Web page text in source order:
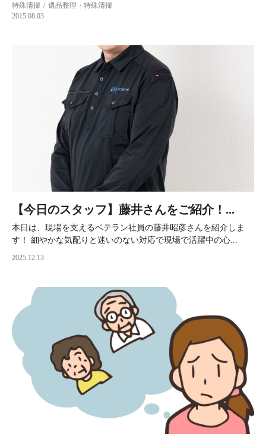
特殊清掃
遺品整理・特殊清掃
2015.08.03
【今日のスタッフ】藤井さんをご紹介！...
本日は、現場を支えるベテラン社員の藤井昭彦さんを紹介しま
す！ 細やかな気配りと迷いのない対応で現場で活躍中の心...
2025.12.13